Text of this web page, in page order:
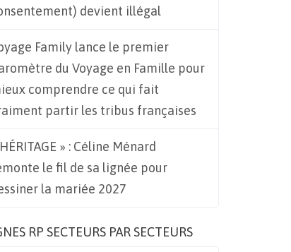
devient illégal
Family lance le premier
du Voyage en Famille pour
comprendre ce qui fait
partir les tribus françaises
» : Céline Ménard
le fil de sa lignée pour
la mariée 2027
RP SECTEURS PAR SECTEURS